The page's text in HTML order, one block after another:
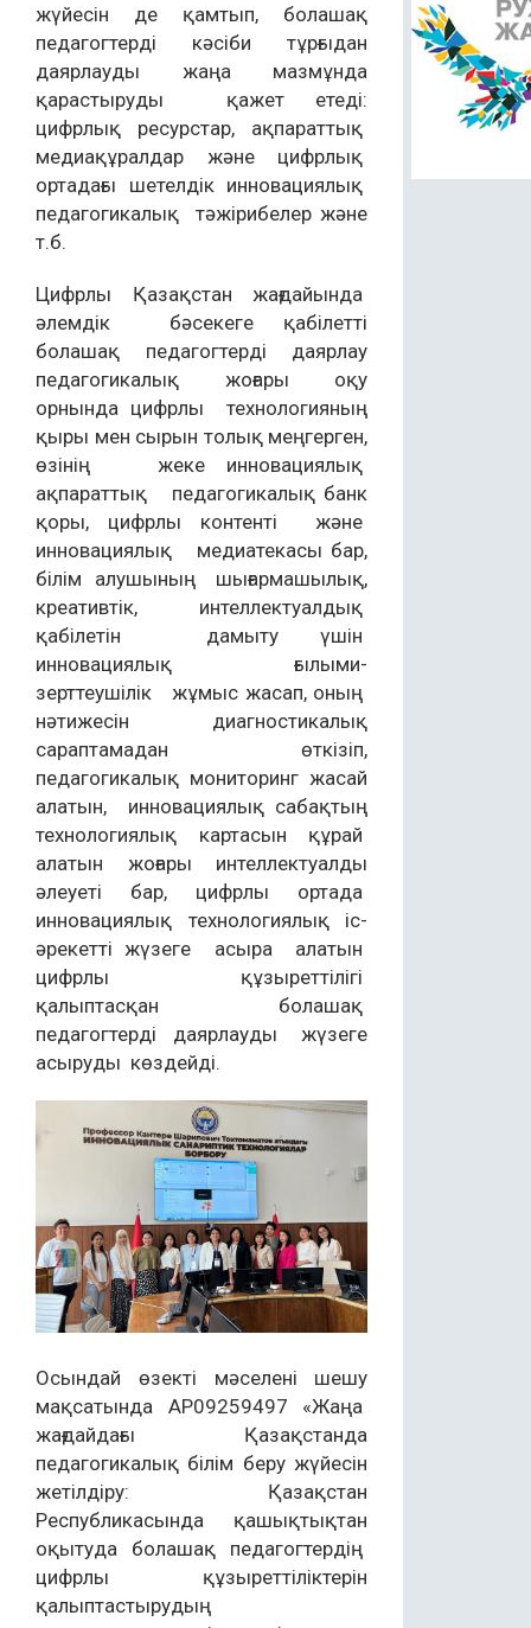
жүйесін де қамтып, болашақ
педагогтерді кәсіби тұрғыдан
даярлауды жаңа мазмұнда
қарастыруды қажет етеді:
цифрлық ресурстар, ақпараттық
медиақұралдар және цифрлық
ортадағы шетелдік инновациялық
педагогикалық тәжірибелер және
т.б.
Цифрлы Қазақстан жағдайында
әлемдік бәсекеге қабілетті
болашақ педагогтерді даярлау
педагогикалық жоғары оқу
орнында цифрлы технологияның
қыры мен сырын толық меңгерген,
өзінің жеке инновациялық
ақпараттық педагогикалық банк
қоры, цифрлы контенті және
инновациялық медиатекасы бар,
білім алушының шығармашылық,
креативтік, интеллектуалдық
қабілетін дамыту үшін
инновациялық ғылыми-
зерттеушілік жұмыс жасап, оның
нәтижесін диагностикалық
сараптамадан өткізіп,
педагогикалық мониторинг жасай
алатын, инновациялық сабақтың
технологиялық картасын құрай
алатын жоғары интеллектуалды
әлеуеті бар, цифрлы ортада
инновациялық технологиялық іс-
әрекетті жүзеге асыра алатын
цифрлы құзыреттілігі
қалыптасқан болашақ
педагогтерді даярлауды жүзеге
асыруды көздейді.
Осындай өзекті мәселені шешу
мақсатында AP09259497 «Жаңа
жағдайдағы Қазақстанда
педагогикалық білім беру жүйесін
жетілдіру: Қазақстан
Республикасында қашықтықтан
оқытуда болашақ педагогтердің
цифрлы құзыреттіліктерін
қалыптастырудың